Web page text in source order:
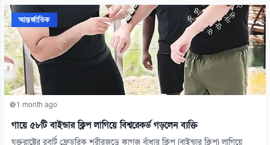
আন্তর্জাতিক
1 month ago
গায়ে ৫৮টি বাইন্ডার ক্লিপ লাগিয়ে বিশ্বরেকর্ড গড়লেন ব্যক্তি
যুক্তরাষ্ট্রের রবার্ট ফ্রেডরিক শরীরজুড়ে কাগজ বাঁধার ক্লিপ (বাইন্ডার ক্লিপ) লাগিয়ে